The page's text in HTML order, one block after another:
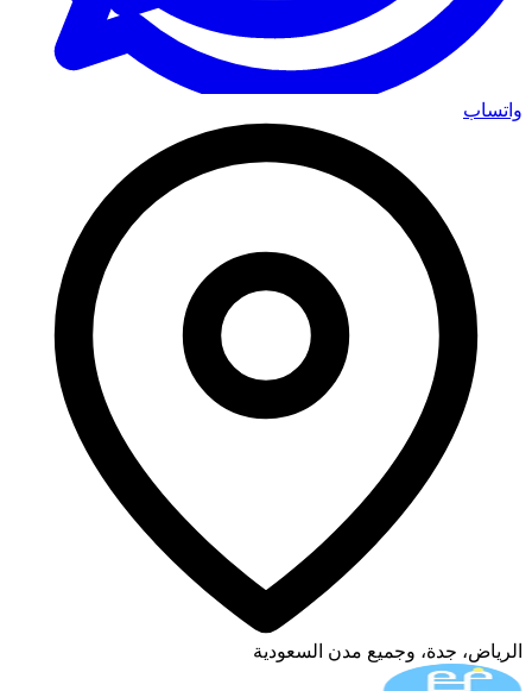
واتساب
الرياض، جدة، وجميع مدن السعودية